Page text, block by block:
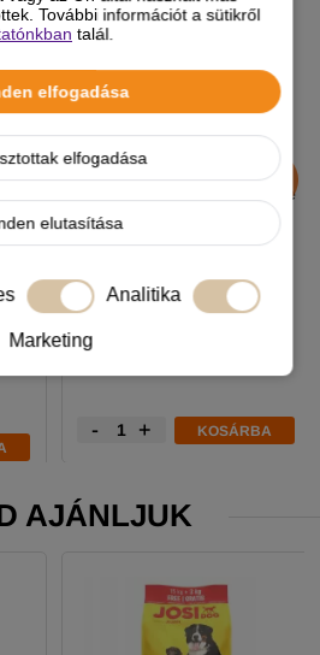
További információt a sütikről
talál.
elfogadása
elfogadása
elutasítása
Analitika
Marketing
Trixie Szállító box Capri 3,
Nyitott, S: 40x38x61cm
Sötétszürke/Világosszürke
- + KOSÁRBA
AJÁNLJUK